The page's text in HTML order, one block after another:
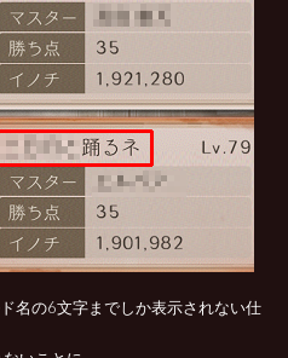
名の6文字までしか表示されない仕